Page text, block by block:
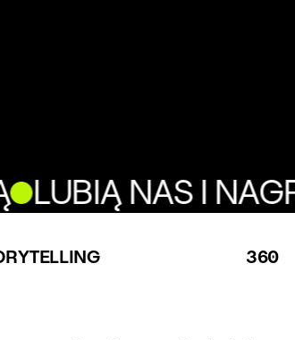
LUBIĄ NAS I
360